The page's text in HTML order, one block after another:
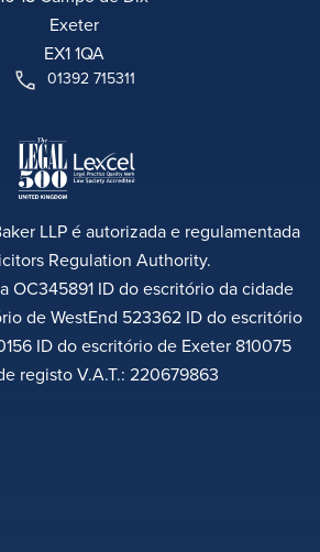
Exeter
EX1 1QA
01392 715311
LLP é autorizada e regulamentada
Regulation Authority.
OC345891 ID do escritório da cidade
de WestEnd 523362 ID do escritório
ID do escritório de Exeter 810075
registo V.A.T.: 220679863